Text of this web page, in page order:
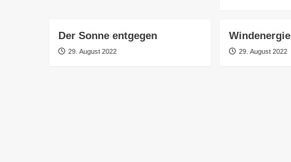
Der Sonne entgegen
29. August 2022
Windenergie
29. August 2022